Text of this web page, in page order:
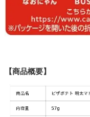
【商品概要】